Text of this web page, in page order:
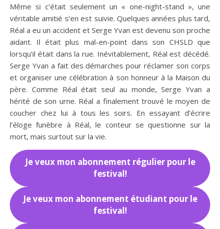
Même si c’était seulement un « one-night-stand », une
véritable amitié s’en est suivie. Quelques années plus tard,
Réal a eu un accident et Serge Yvan est devenu son proche
aidant. Il était plus mal-en-point dans son CHSLD que
lorsqu’il était dans la rue. Inévitablement, Réal est décédé.
Serge Yvan a fait des démarches pour réclamer son corps
et organiser une célébration à son honneur à la Maison du
père. Comme Réal était seul au monde, Serge Yvan a
hérité de son urne. Réal a finalement trouvé le moyen de
coucher chez lui à tous les soirs. En essayant d’écrire
l’éloge funèbre à Réal, le conteur se questionne sur la
mort, mais surtout sur la vie.
Je veux mon abonnement régulier pour le
festival!
Je veux mon abonnement étudiant pour le
festival!